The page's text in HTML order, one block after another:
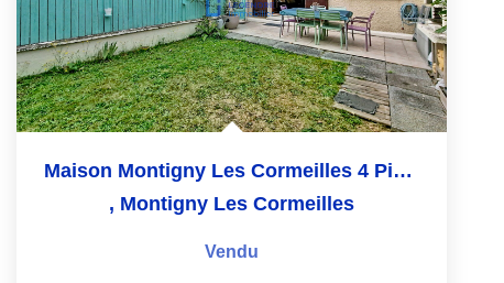
Maison Montigny Les Cormeilles 4 Pièce(s) 76 M2
, Montigny Les Cormeilles
Vendu